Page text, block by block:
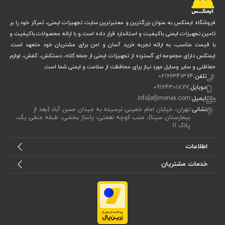
محافظت کامل:
کاپشن دارایکلاه محافظ و جیب‌های جانبی است که امکان ذخیره وسایل
ضروری را بدون نگرانی از نفوذ آب فراهم می‌کند. طراحی پوشش کامل بدن،
شما را در برابر سرما، باران و باد شدیدمحافظت می‌کند و تجربه‌ای امن و
راحت در فعالیت‌های بیرونی فراهم می‌آورد.
ماندگاری بالا:
دوخت با کیفیت بالا و استفاده از
محصول طول عمر بالایی داشته باشد. حتی در شرایط استفاده مکرر، دوخت‌ها
محکم باقی می‌مانند و لباس شکل و عملکرد اولیه خود را حفظ می‌کند، بنابراین
مزایا و معایب کاپشن و شلوار اسپیلت آستر نمدی ضد آب
فروشگاه ایمنکس به عنوان بزرگترین و معتبرترین سایت تجهیزات ایمنی، تمرکز خود را بر
تامین تجهیزات ایمنی باکیفیت و استاندارد قرار داده است و با ارائه محصولات باکیفیت و
با قیمت مناسب، به ارائه تجربه خرید آسان و امن برای مشتریان خود متعهد است.
ایمنکس دارای مجموعه ای گسترده از تجهیزات ایمنی از جمله کلاه، دستکش، کفش، لوازم
حفاظتی و سایر وسایل مورد نیاز برای محافظت از سلامت و ایمنی شما است.
تلفن:02166341374
موبایل:09124301877
ایمیل:info[at]imenex.com
نشانی:تهران، خیابان امام خمینی نرسیده به میدان حسن آباد (بعد از
بیمارستان سینا)، جنب کوچه نعمتی، پاساژ بخشی، طبقه منفی یک،
پلاک 11
اطلاعات
خدمات مشتریان